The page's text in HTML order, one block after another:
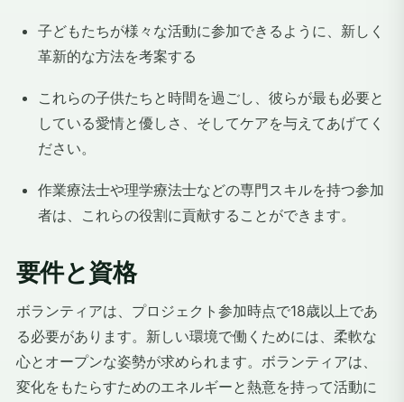
子どもたちが様々な活動に参加できるように、新しく
革新的な方法を考案する
これらの子供たちと時間を過ごし、彼らが最も必要と
している愛情と優しさ、そしてケアを与えてあげてく
ださい。
作業療法士や理学療法士などの専門スキルを持つ参加
者は、これらの役割に貢献することができます。
要件と資格
ボランティアは、プロジェクト参加時点で18歳以上であ
る必要があります。新しい環境で働くためには、柔軟な
心とオープンな姿勢が求められます。ボランティアは、
変化をもたらすためのエネルギーと熱意を持って活動に